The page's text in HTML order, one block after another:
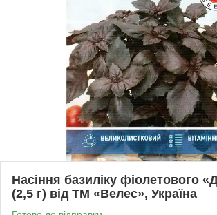
Насіння базиліку фіолетового
(2,5 г) від ТМ «Велес», Україна